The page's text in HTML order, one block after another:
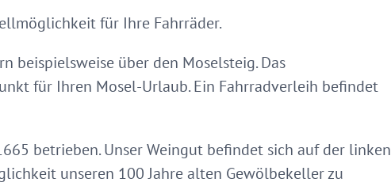
für Ihre Fahrräder.
beispielsweise über den Moselsteig. Das
für Ihren Mosel-Urlaub. Ein Fahrradverleih befindet
betrieben. Unser Weingut befindet sich auf der linken
unseren 100 Jahre alten Gewölbekeller zu